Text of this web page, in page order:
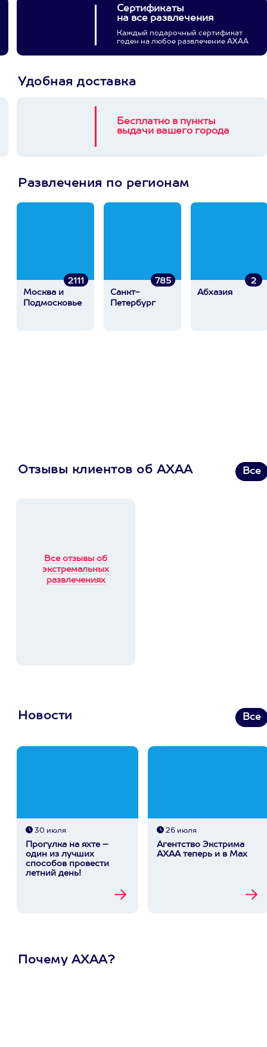
Сертификаты
на все развлечения
Каждый подарочный сертификат
годен на любое развлечение АХАА
Удобная доставка
Бесплатно в пункты
выдачи вашего города
Развлечения по регионам
2111
Москва и
Подмосковье
785
Санкт-
Петербург
2
Абхазия
Отзывы клиентов об АХАА Все
Все отзывы об
экстремальных
развлечениях
Новости Все
30 июля
Прогулка на яхте –
один из лучших
способов провести
летний день!
26 июля
Агентство Экстрима
АХАА теперь и в Max
Почему АХАА?